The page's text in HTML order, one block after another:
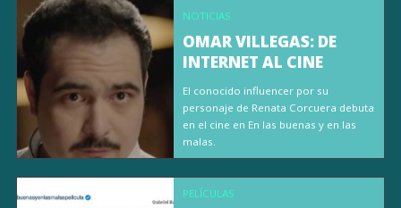
NOTICIAS
OMAR VILLEGAS: DE
INTERNET AL CINE
El conocido influencer por su
personaje de Renata Corcuera debuta
en el cine en En las buenas y en las
malas.
PELÍCULAS